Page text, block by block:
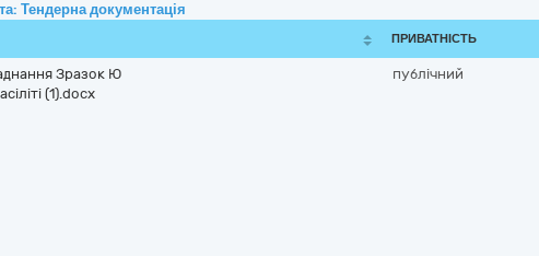
Тендерна документація
ПРИВАТНІСТЬ
Зразок Ю
(1).docx
публічний